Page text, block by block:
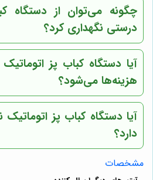
چگونه می‌توان از دستگاه
درستی نگهداری کرد؟
آیا دستگاه کباب پز
هزینه‌ها می‌شود؟
آیا دستگاه کباب پز
دارد؟
مشخصات